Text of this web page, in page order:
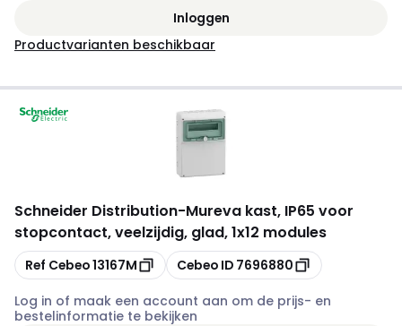
Inloggen
Productvarianten beschikbaar
Schneider Distribution-Mureva kast, IP65 voor
stopcontact, veelzijdig, glad, 1x12 modules
Kopiëren
Ref Cebeo13167M Kopiëren
Cebeo ID 7696880
Log in of maak een account aan om de prijs- en
bestelinformatie te bekijken